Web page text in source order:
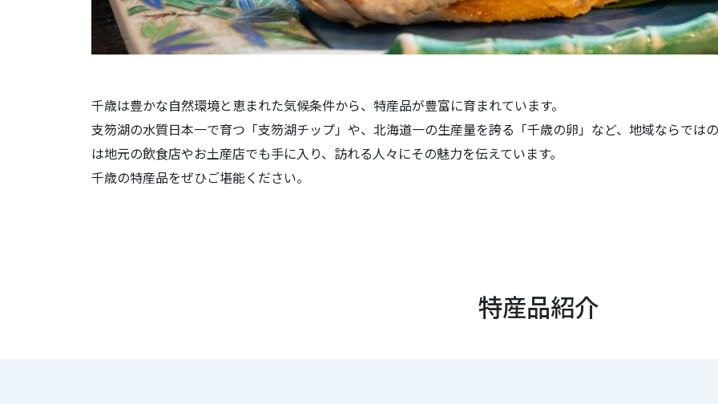
千歳は豊かな自然環境と恵まれた気候条件から、特産品が豊富に育まれています。
支笏湖の水質日本一で育つ「支笏湖チップ」や、北海道一の生産量を誇る「千歳の卵」など、地域ならでは
は地元の飲食店やお土産店でも手に入り、訪れる人々にその魅力を伝えています。
千歳の特産品をぜひご堪能ください。
特産品紹介